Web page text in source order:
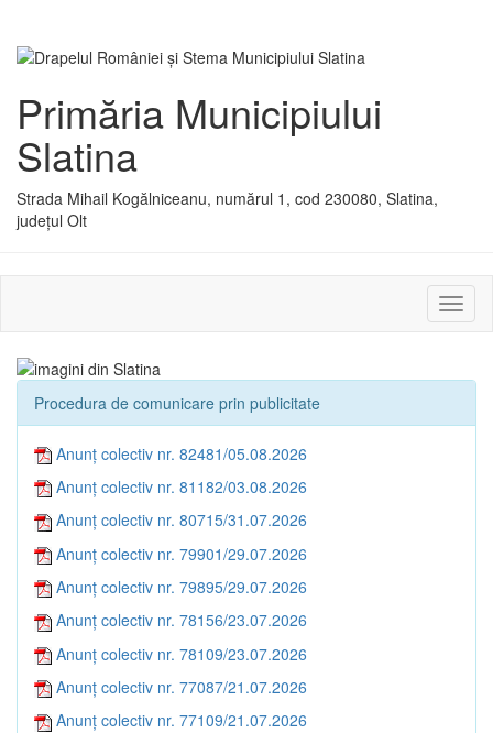
Primăria Municipiului
Slatina
Strada Mihail Kogălniceanu, numărul 1, cod 230080, Slatina,
județul Olt
sau
Procedura de comunicare prin publicitate
Anunț colectiv nr. 82481/05.08.2026
Anunț colectiv nr. 81182/03.08.2026
Anunț colectiv nr. 80715/31.07.2026
Anunț colectiv nr. 79901/29.07.2026
Anunț colectiv nr. 79895/29.07.2026
Anunț colectiv nr. 78156/23.07.2026
Anunț colectiv nr. 78109/23.07.2026
Anunț colectiv nr. 77087/21.07.2026
Anunț colectiv nr. 77109/21.07.2026